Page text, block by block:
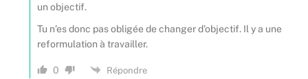
un objectif.
Tu n’es donc pas obligée de changer d’objectif. Il y a une
reformulation à travailler.
0 Répondre